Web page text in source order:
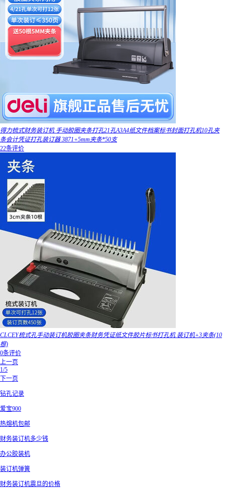
得力梳式财务装订机 手动胶圈夹条打孔21孔A3A4纸文件档案标书封面打孔机10孔夹
条会计凭证打孔装订器 3871+5mm夹条*50支
22条评价
CLCEY梳式孔手动装订机胶圈夹条财务凭证纸文件胶片标书打孔机 装订机+3夹条(10
根)
0条评价
上一页
1/5
下一页
钻孔记录
爱宝900
热熔机包邮
财务装订机多少钱
办公胶装机
装订机弹簧
财务装订机震旦的价格